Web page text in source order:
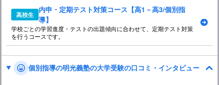
高校生
内申・定期テスト対策コース【高1－高3/個別指
導】
学校ごとの学習進度・テストの出題傾向に合わせて、定期テスト対策
を行うコースです。
個別指導の明光義塾の大学受験の口コミ・インタビュー